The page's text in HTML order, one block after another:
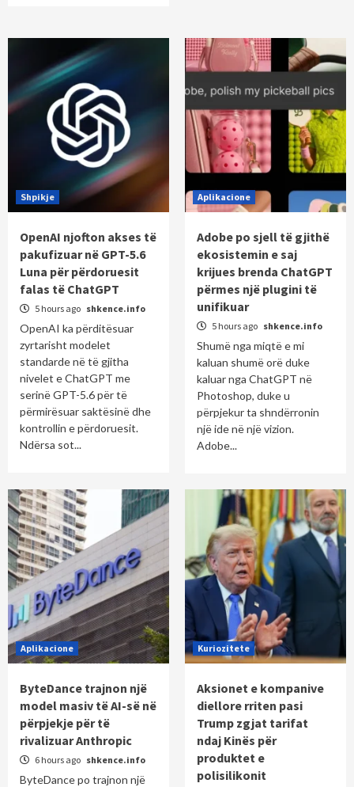
Shpikje
OpenAI njofton akses të
pakufizuar në GPT-5.6
Luna për përdoruesit
falas të ChatGPT
5 hours ago shkence.info
OpenAI ka përditësuar
zyrtarisht modelet
standarde në të gjitha
nivelet e ChatGPT me
serinë GPT-5.6 për të
përmirësuar saktësinë dhe
kontrollin e përdoruesit.
Ndërsa sot...
Aplikacione
Adobe po sjell të gjithë
ekosistemin e saj
krijues brenda ChatGPT
përmes një plugini të
unifikuar
5 hours ago shkence.info
Shumë nga miqtë e mi
kaluan shumë orë duke
kaluar nga ChatGPT në
Photoshop, duke u
përpjekur ta shndërronin
një ide në një vizion.
Adobe...
Aplikacione
ByteDance trajnon një
model masiv të AI-së në
përpjekje për të
rivalizuar Anthropic
6 hours ago shkence.info
ByteDance po trajnon një
Kuriozitete
Aksionet e kompanive
diellore rriten pasi
Trump zgjat tarifat
ndaj Kinës për
produktet e
polisilikonit